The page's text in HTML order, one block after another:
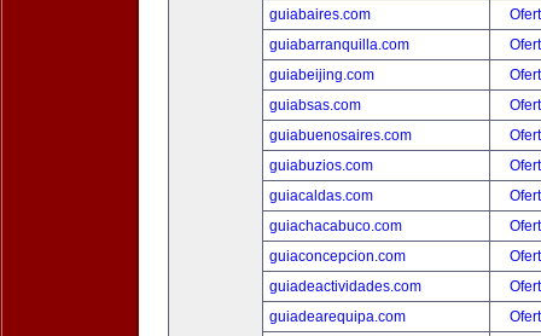
guiabaires.com
guiabarranquilla.com
guiabeijing.com
guiabsas.com
guiabuenosaires.com
guiabuzios.com
guiacaldas.com
guiachacabuco.com
guiaconcepcion.com
guiadeactividades.com
guiadearequipa.com